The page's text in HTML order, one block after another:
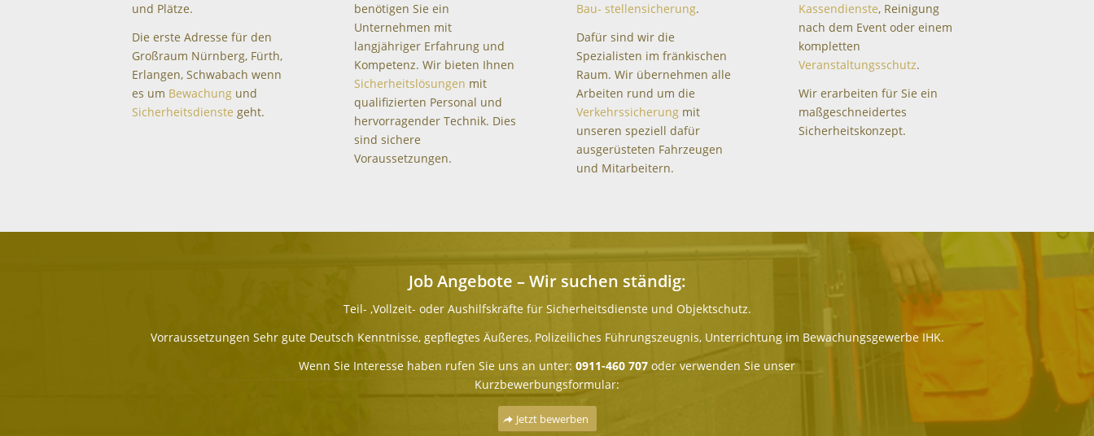
und Plätze.
Die erste Adresse für den
Großraum Nürnberg, Fürth,
Erlangen, Schwabach wenn
es um Bewachung und
Sicherheitsdienste geht.
benötigen Sie ein
Unternehmen mit
langjähriger Erfahrung und
Kompetenz. Wir bieten Ihnen
Sicherheitslösungen mit
qualifizierten Personal und
hervorragender Technik. Dies
sind sichere
Voraussetzungen.
Bau- stellensicherung.
Dafür sind wir die
Spezialisten im fränkischen
Raum. Wir übernehmen alle
Arbeiten rund um die
Verkehrssicherungmit
unseren speziell dafür
ausgerüsteten Fahrzeugen
und Mitarbeitern.
Kassendienste, Reinigung
nach dem Event oder einem
kompletten
Veranstaltungsschutz.
Wir erarbeiten für Sie ein
maßgeschneidertes
Sicherheitskonzept.
Job Angebote – Wir suchen ständig:
Teil- ,Vollzeit- oder Aushilfskräfte für Sicherheitsdienste und Objektschutz.
Vorraussetzungen Sehr gute Deutsch Kenntnisse, gepflegtes Äußeres, Polizeiliches Führungszeugnis, Unterrichtung im Bewachungsgewerbe IHK.
Wenn Sie Interesse haben rufen Sie uns an unter: 0911-460 707 oder verwenden Sie unser
Kurzbewerbungsformular:
Jetzt bewerben